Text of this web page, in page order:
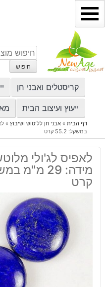
דילוג
לתוכן
חיפוש
עבור:
חיפוש
קריסטלים ואבני חן
ייעוץ ועיצוב הבית
דף הבית» אבני חן לליטוש ושיבוץ»
במשקל: 55.2 קרט
לאפיס לג'ולי
קרט